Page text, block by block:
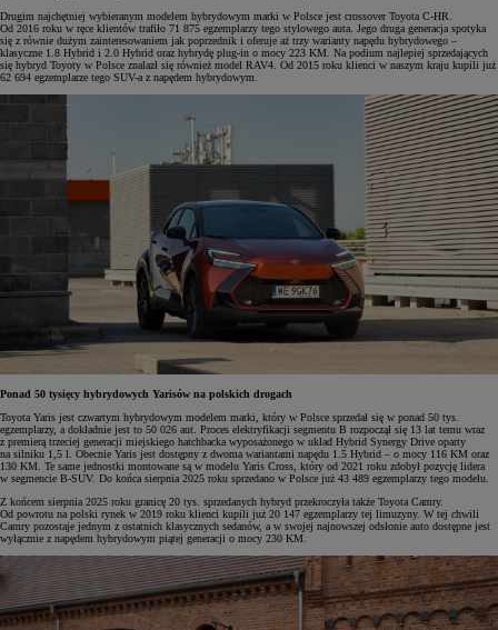
Drugim najchętniej wybieranym modelem hybrydowym marki w Polsce jest crossover Toyota C-HR.
Od 2016 roku w ręce klientów trafiło 71 875 egzemplarzy tego stylowego auta. Jego druga generacja spotyka
się z równie dużym zainteresowaniem jak poprzednik i oferuje aż trzy warianty napędu hybrydowego –
klasyczne 1.8 Hybrid i 2.0 Hybrid oraz hybrydę plug-in o mocy 223 KM. Na podium najlepiej sprzedających
się hybryd Toyoty w Polsce znalazł się również model RAV4. Od 2015 roku klienci w naszym kraju kupili już
62 694 egzemplarze tego SUV-a z napędem hybrydowym.
Ponad 50 tysięcy hybrydowych Yarisów na polskich drogach
Toyota Yaris jest czwartym hybrydowym modelem marki, który w Polsce sprzedał się w ponad 50 tys.
egzemplarzy, a dokładnie jest to 50 026 aut. Proces elektryfikacji segmentu B rozpoczął się 13 lat temu wraz
z premierą trzeciej generacji miejskiego hatchbacka wyposażonego w układ Hybrid Synergy Drive oparty
na silniku 1,5 l. Obecnie Yaris jest dostępny z dwoma wariantami napędu 1.5 Hybrid – o mocy 116 KM oraz
130 KM. Te same jednostki montowane są w modelu Yaris Cross, który od 2021 roku zdobył pozycję lidera
w segmencie B-SUV. Do końca sierpnia 2025 roku sprzedano w Polsce już 43 489 egzemplarzy tego modelu.
Z końcem sierpnia 2025 roku granicę 20 tys. sprzedanych hybryd przekroczyła także Toyota Camry.
Od powrotu na polski rynek w 2019 roku klienci kupili już 20 147 egzemplarzy tej limuzyny. W tej chwili
Camry pozostaje jednym z ostatnich klasycznych sedanów, a w swojej najnowszej odsłonie auto dostępne jest
wyłącznie z napędem hybrydowym piątej generacji o mocy 230 KM.